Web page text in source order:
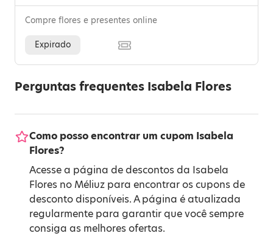
Compre flores e presentes online
Expirado
Perguntas frequentes Isabela Flores
Como posso encontrar um cupom Isabela
Flores?
Acesse a página de descontos da Isabela
Flores no Méliuz para encontrar os cupons de
desconto disponíveis. A página é atualizada
regularmente para garantir que você sempre
consiga as melhores ofertas.